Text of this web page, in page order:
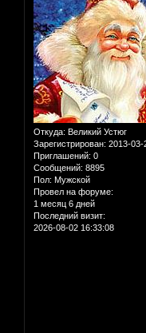
Откуда: Великий Устюг
Зарегистрирован: 2013-03-
Приглашений: 0
Сообщений: 8895
Пол: Мужской
Провел на форуме:
1 месяц 6 дней
Последний визит:
2026-08-02 16:33:08